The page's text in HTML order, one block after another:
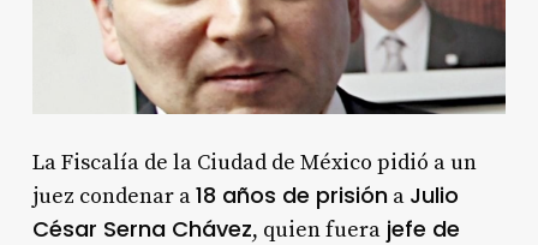
La Fiscalía de la Ciudad de México pidió a un
juez condenar a18 años de prisióna Julio
César Serna Chávez, quien fuerajefe de